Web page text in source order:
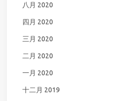
八月 2020
四月 2020
三月 2020
二月 2020
一月 2020
十二月 2019